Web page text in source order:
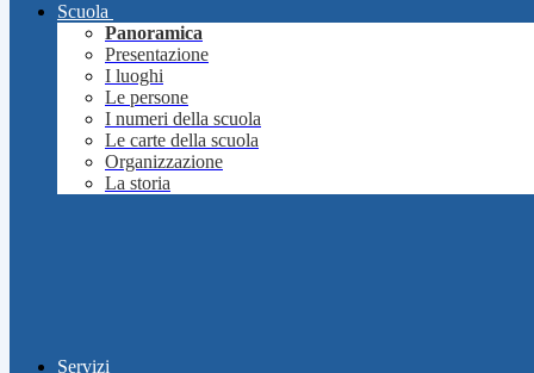
Scuola
Panoramica
Presentazione
I luoghi
Le persone
I numeri della scuola
Le carte della scuola
Organizzazione
La storia
Servizi